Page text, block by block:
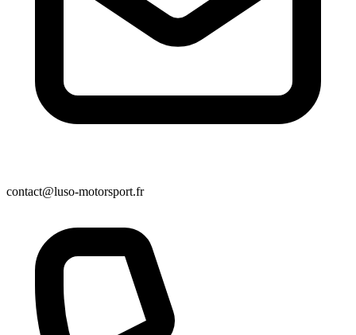
contact@luso-motorsport.fr